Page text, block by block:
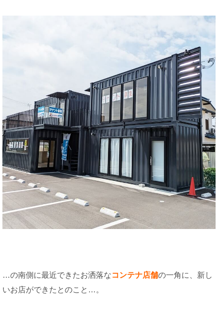
…の南側に最近できたお洒落なコンテナ店舗の一角に、新し
いお店ができたとのこと…。